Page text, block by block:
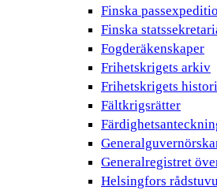
Finska
Finska
Fogderäkenskaper
Frihetskrigets arkiv
Frihetskrigets
Fältkrigsrätter
Generalregistret
Helsingfors